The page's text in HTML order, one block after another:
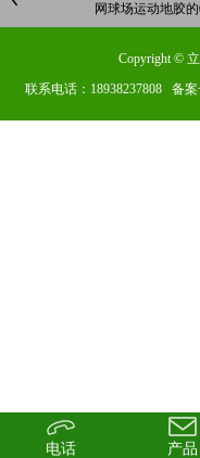
网球场运动地胶
Copyright ©
联系电话：18938237808 备案
电话 产品